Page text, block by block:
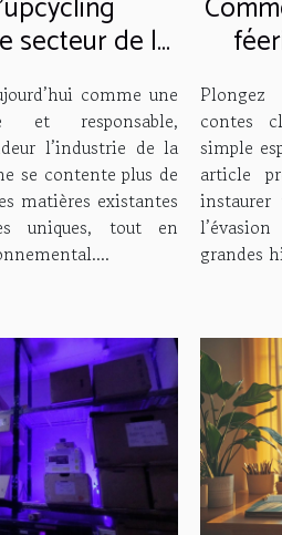
secteur de la
?
comme une
et responsable,
l’industrie de la
se contente plus de
matières existantes
uniques, tout en
contes
simple
article
instaurer
grandes